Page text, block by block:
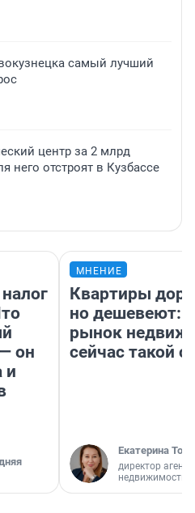
самый лучший
центр за 2 млрд
него отстроят в Кузбассе
он
и
МНЕНИЕ
Квартиры
но дешевеют:
рынок
сейчас такой
Екатерина
директор
недвижимости